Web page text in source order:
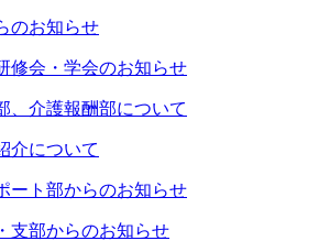
のお知らせ
修会・学会のお知らせ
、介護報酬部について
介について
ート部からのお知らせ
支部からのお知らせ